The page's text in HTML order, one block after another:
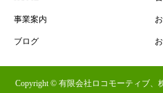
事業案内
ブログ
Copyright © 有限会社ロコモーティブ、